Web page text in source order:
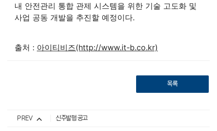
내 안전관리 통합 관제 시스템을 위한 기술 고도화 및
사업 공동 개발을 추진할 예정이다.
출처 : 아이티비즈(http://www.it-b.co.kr)
목록
PREV 신주발행 공고